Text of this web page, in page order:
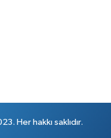
Her hakkı saklıdır.